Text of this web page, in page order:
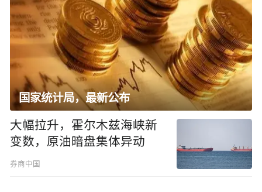
国家统计局，最新公布
大幅拉升，霍尔木兹海峡新
变数，原油暗盘集体异动
券商中国